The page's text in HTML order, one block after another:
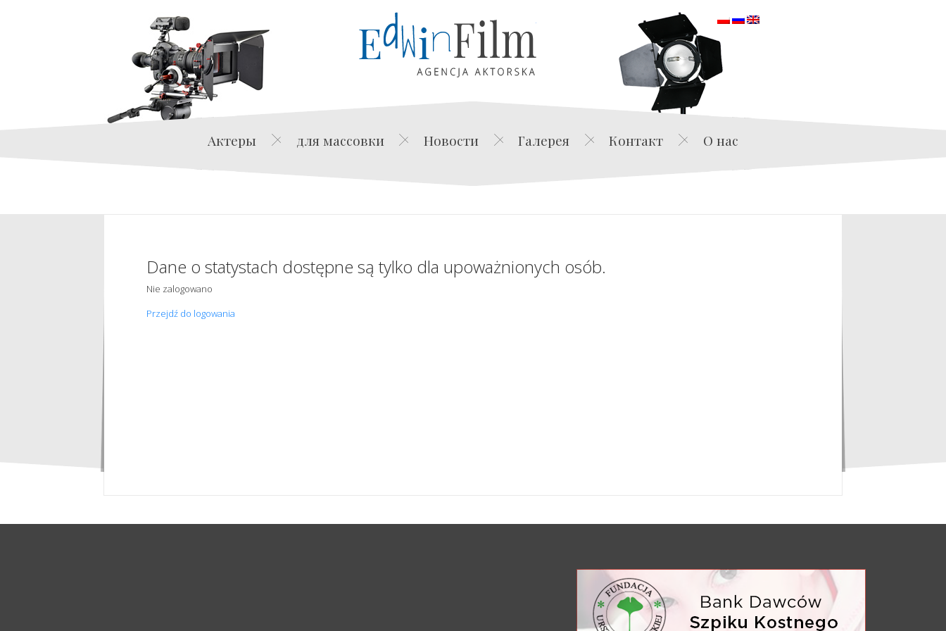
Edwin Film Agencja Aktorska
Актеры для массовки Новости Галерея Контакт О нас
Dane o statystach dostępne są tylko dla upoważnionych osób.
Nie zalogowano
Przejdź do logowania